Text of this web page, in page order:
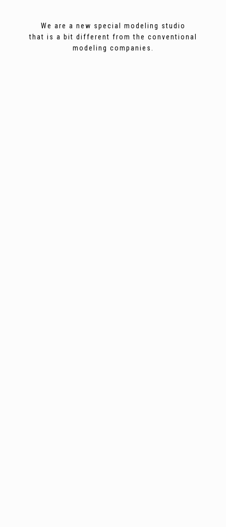
We are a new special modeling studio
that is a bit different from the conventional
modeling companies.